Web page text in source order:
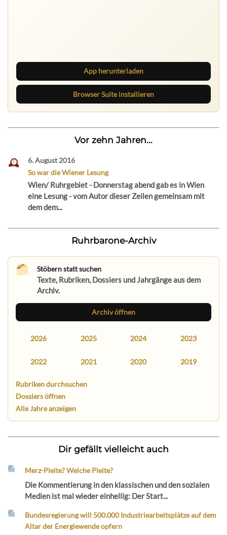
App herunterladen
Browser Suite installieren
Vor zehn Jahren...
6. August 2016
So war die Wiener Lesung
Wien/ Ruhrgebiet - Donnerstag abend gab es in Wien
eine Lesung - vom Autor dieser Zeilen gemeinsam mit
dem dem...
Ruhrbarone-Archiv
Stöbern statt suchen
Texte, Rubriken, Dossiers und Jahrgänge aus dem
Archiv.
Archiv öffnen
2026 2025 2024 2023
2022 2021 2020 2019
Rubriken durchsuchen
Dossiers öffnen
Alle Jahre anzeigen
Dir gefällt vielleicht auch
Merz-Pleite? Welche Pleite?
Die Kommentierung in den klassischen und den sozialen
Medien ist mal wieder einhellig: Der Start...
Bundesregierung will 500.000 Industriearbeitsplätze auf dem
Altar der Energiewende opfern